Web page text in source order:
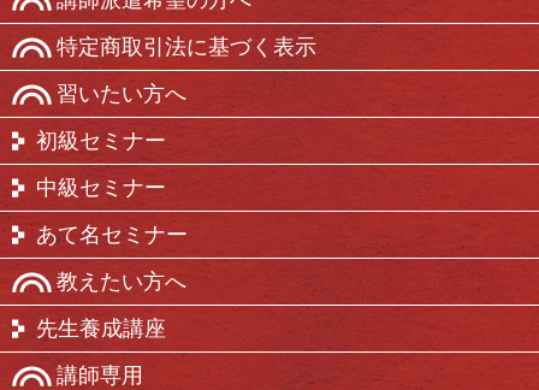
特定商取引法に基づく表示
習いたい方へ
初級セミナー
中級セミナー
あて名セミナー
教えたい方へ
先生養成講座
講師専用